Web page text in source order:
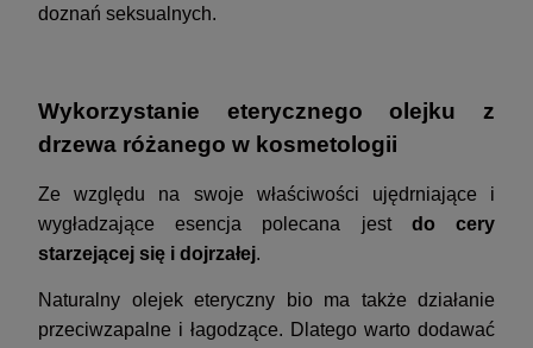
doznań seksualnych.
Wykorzystanie eterycznego olejku z
drzewa różanego w kosmetologii
Ze względu na swoje właściwości ujędrniające i
wygładzające esencja polecana jest do cery
starzejącej się i dojrzałej.
Naturalny olejek eteryczny bio ma także działanie
przeciwzapalne i łagodzące. Dlatego warto dodawać